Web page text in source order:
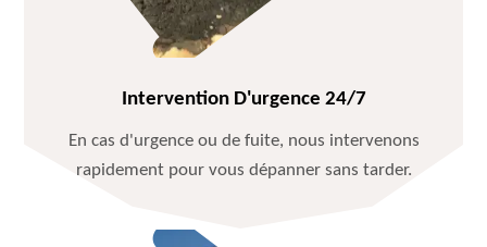
Intervention D'urgence 24/7
En cas d'urgence ou de fuite, nous intervenons
rapidement pour vous dépanner sans tarder.